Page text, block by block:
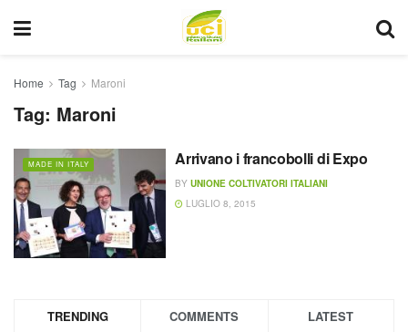
Home Tag Maroni
Tag: Maroni
MADE IN ITALY Arrivano i francobolli di Expo
BY UNIONE COLTIVATORI ITALIANI
LUGLIO 8, 2015
TRENDING COMMENTS LATEST